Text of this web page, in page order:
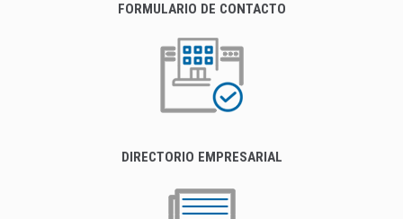
FORMULARIO DE CONTACTO
DIRECTORIO EMPRESARIAL